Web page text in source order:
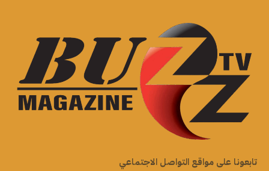
تابعونا على مواقع التواصل الاجتماعي